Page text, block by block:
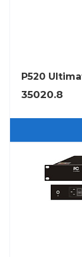
P520
35020.8